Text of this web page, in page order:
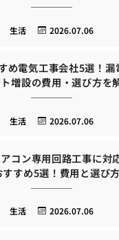
2026.07.06
生活
め電気工事会社5選！漏
増設の費用・選び方を
2026.07.06
生活
コン専用回路工事に対
すめ5選！費用と選び
2026.07.06
生活